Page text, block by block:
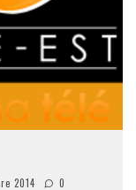
2014 0